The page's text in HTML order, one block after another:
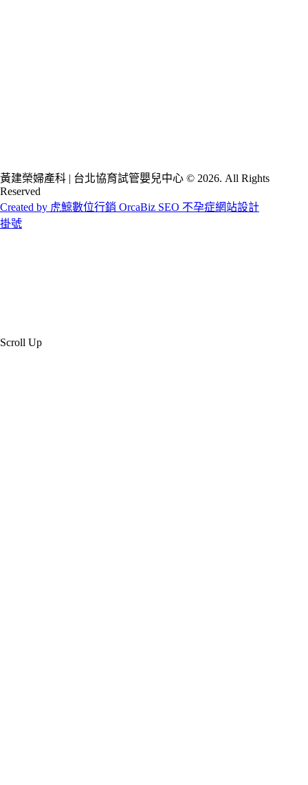
黃建榮婦產科 | 台北協育試管嬰兒中心 © 2026. All Rights
Reserved
Created by 虎鯨數位行銷 OrcaBiz SEO 不孕症網站設計
掛號
Scroll Up